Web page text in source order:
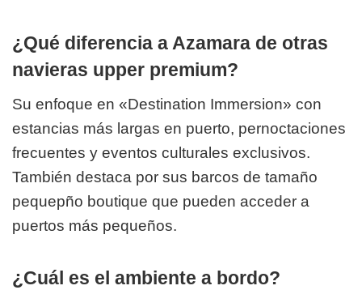
¿Qué diferencia a Azamara de otras
navieras upper premium?
Su enfoque en «Destination Immersion» con
estancias más largas en puerto, pernoctaciones
frecuentes y eventos culturales exclusivos.
También destaca por sus barcos de tamaño
pequepño boutique que pueden acceder a
puertos más pequeños.
¿Cuál es el ambiente a bordo?